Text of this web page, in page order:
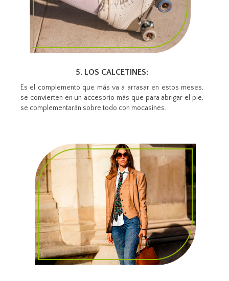
5. LOS CALCETINES:
Es el complemento que más va a arrasar en estos meses,
se convierten en un accesorio más que para abrigar el pie,
se complementarán sobre todo con mocasines.